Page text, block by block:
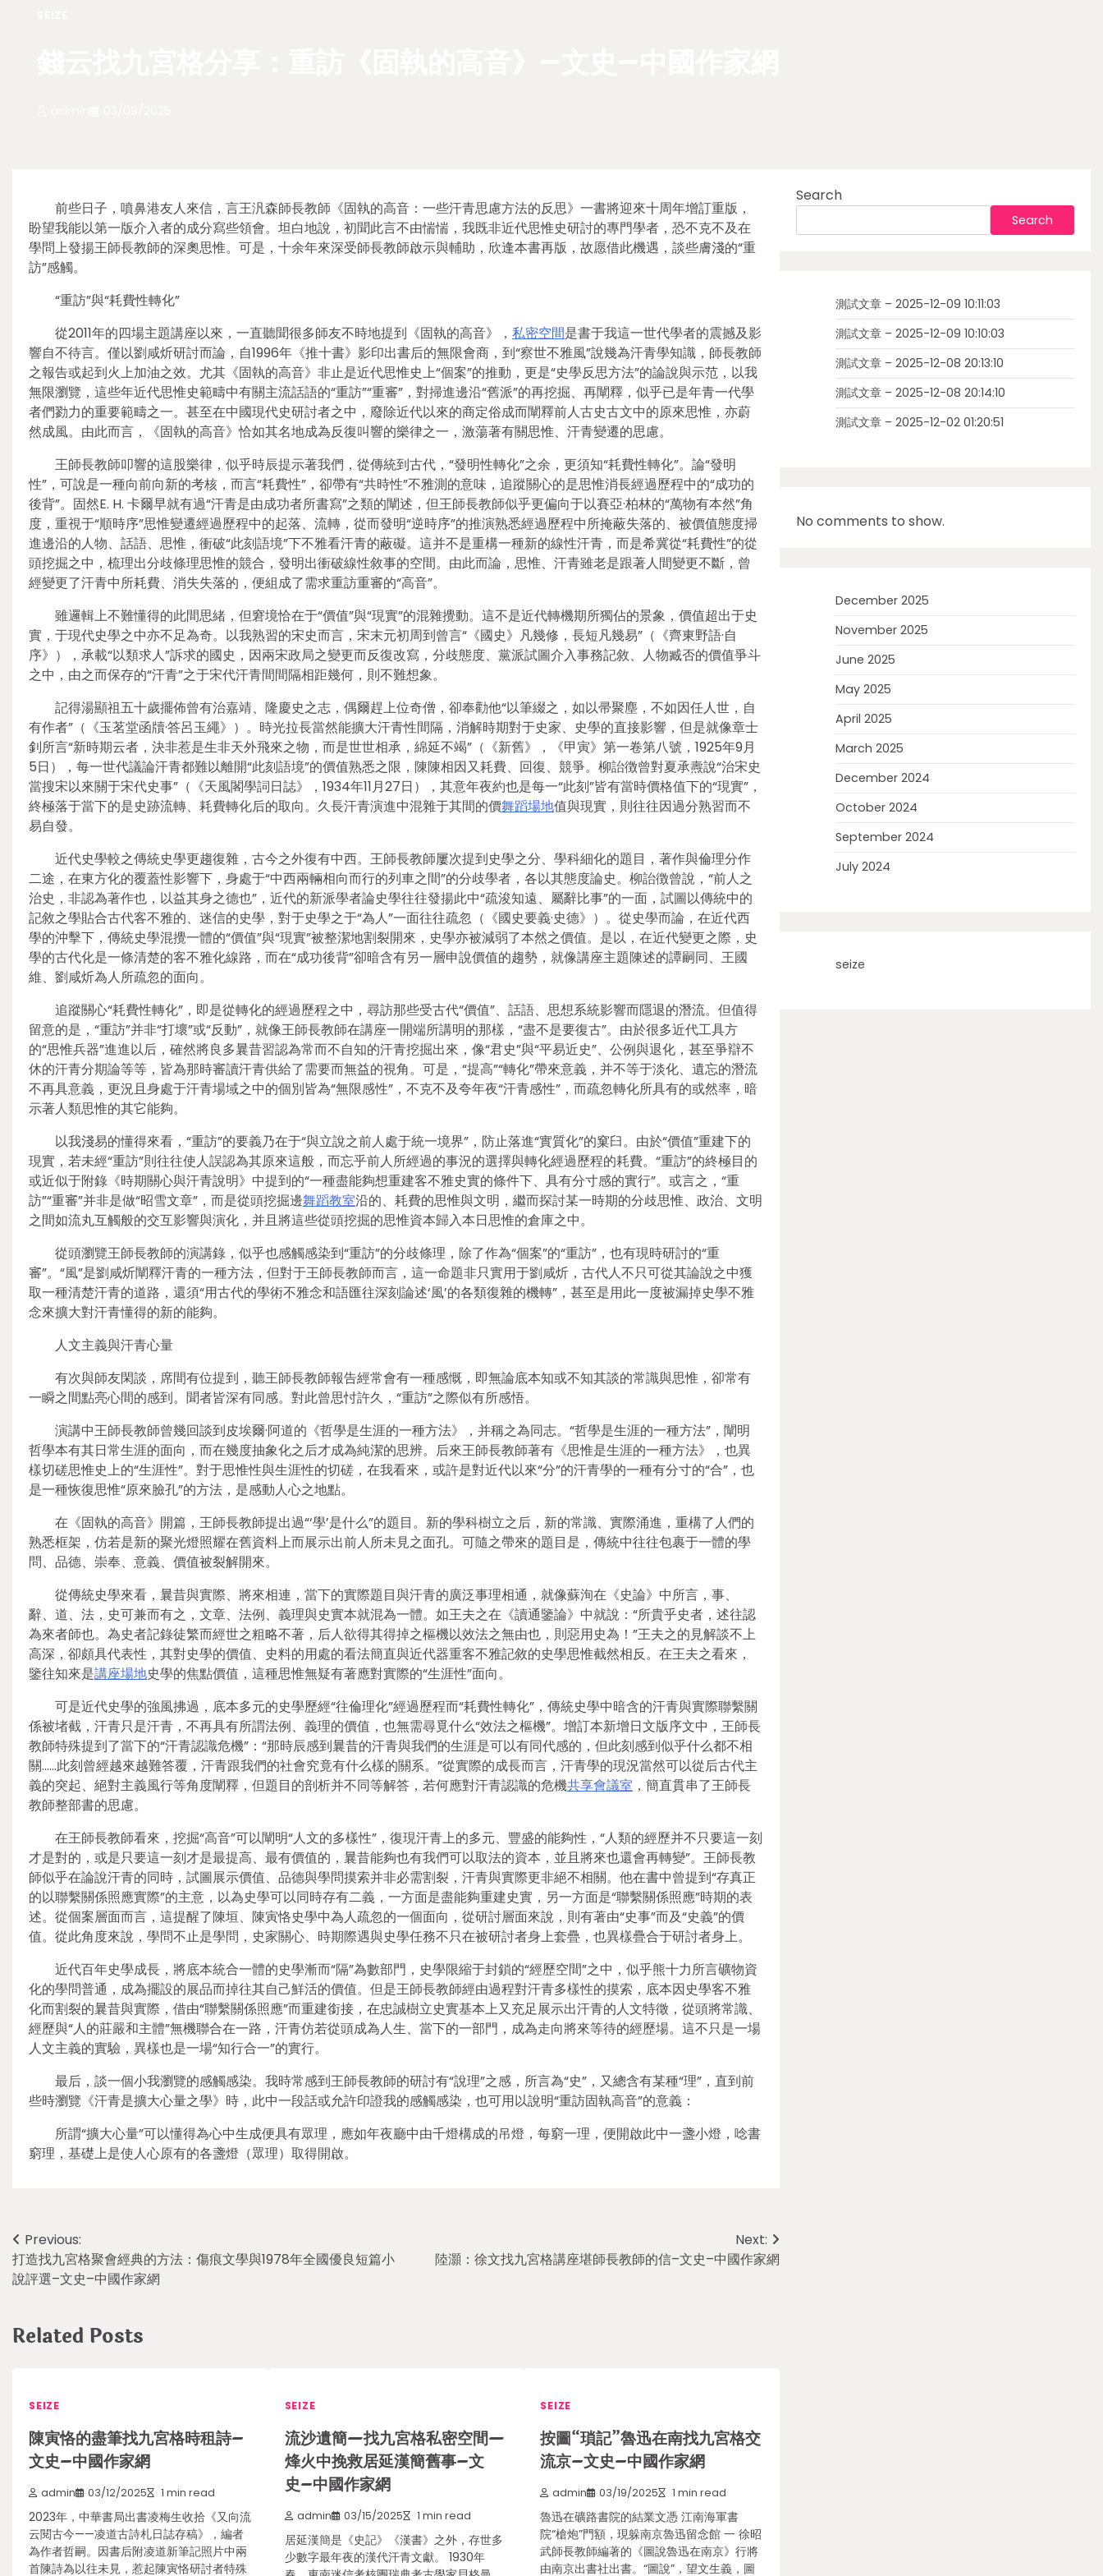
前些日子，噴鼻港友人來信，言王汎森師長教師《固執的高音：一些汗青思慮方法的反思》一書將迎來十周年增訂重版，
盼望我能以第一版介入者的成分寫些領會。坦白地說，初聞此言不由惴惴，我既非近代思惟史研討的專門學者，恐不克不及在
學問上發揚王師長教師的深奧思惟。可是，十余年來深受師長教師啟示與輔助，欣逢本書再版，故愿借此機遇，談些膚淺的“重
訪”感觸。
“重訪”與“耗費性轉化”
從2011年的四場主題講座以來，一直聽聞很多師友不時地提到《固執的高音》， 私密空間是書于我這一世代學者的震撼及影
響自不待言。僅以劉咸炘研討而論，自1996年《推十書》影印出書后的無限會商，到“察世不雅風”說幾為汗青學知識，師長教師
之報告或起到火上加油之效。尤其《固執的高音》非止是近代思惟史上“個案”的推動，更是“史學反思方法”的論說與示范，以我
無限瀏覽，這些年近代思惟史範疇中有關主流話語的“重訪”“重審”，對掃進邊沿“舊派”的再挖掘、再闡釋，似乎已是年青一代學
者們勠力的重要範疇之一。甚至在中國現代史研討者之中，廢除近代以來的商定俗成而闡釋前人古史古文中的原來思惟，亦蔚
然成風。由此而言，《固執的高音》恰如其名地成為反復叫響的樂律之一，激蕩著有關思惟、汗青變遷的思慮。
王師長教師叩響的這股樂律，似乎時辰提示著我們，從傳統到古代，“發明性轉化”之余，更須知“耗費性轉化”。論“發明
性”，可說是一種向前向新的考核，而言“耗費性”，卻帶有“共時性”不雅測的意味，追蹤關心的是思惟消長經過歷程中的“成功的
後背”。固然E. H. 卡爾早就有過“汗青是由成功者所書寫”之類的闡述，但王師長教師似乎更偏向于以賽亞·柏林的“萬物有本然”角
度，重視于“順時序”思惟變遷經過歷程中的起落、流轉，從而發明“逆時序”的推演熟悉經過歷程中所掩蔽失落的、被價值態度掃
進邊沿的人物、話語、思惟，衝破“此刻語境”下不雅看汗青的蔽礙。這并不是重構一種新的線性汗青，而是希冀從“耗費性”的從
頭挖掘之中，梳理出分歧條理思惟的競合，發明出衝破線性敘事的空間。由此而論，思惟、汗青雖老是跟著人間變更不斷，曾
經變更了汗青中所耗費、消失失落的，便組成了需求重訪重審的“高音”。
雖邏輯上不難懂得的此間思緒，但窘境恰在于“價值”與“現實”的混雜攪動。這不是近代轉機期所獨佔的景象，價值超出于史
實，于現代史學之中亦不足為奇。以我熟習的宋史而言，宋末元初周到曾言“《國史》凡幾修，長短凡幾易”（《齊東野語·自
序》），承載“以類求人”訴求的國史，因兩宋政局之變更而反復改寫，分歧態度、黨派試圖介入事務記敘、人物臧否的價值爭斗
之中，由之而保存的“汗青”之于宋代汗青間間隔相距幾何，則不難想象。
記得湯顯祖五十歲擺佈曾有治嘉靖、隆慶史之志，偶爾趕上位奇僧，卻奉勸他“以筆綴之，如以帚聚塵，不如因任人世，自
有作者”（《玉茗堂函牘·答呂玉繩》）。時光拉長當然能擴大汗青性間隔，消解時期對于史家、史學的直接影響，但是就像章士
釗所言“新時期云者，決非惹是生非天外飛來之物，而是世世相承，綿延不竭”（《新舊》，《甲寅》第一卷第八號，1925年9月
5日），每一世代議論汗青都難以離開“此刻語境”的價值熟悉之限，陳陳相因又耗費、回復、競爭。柳詒徴曾對夏承燾說“治宋史
當搜宋以來關于宋代史事”（《天風閣學詞日誌》，1934年11月27日），其意年夜約也是每一“此刻”皆有當時價格值下的“現實”，
終極落于當下的是史跡流轉、耗費轉化后的取向。久長汗青演進中混雜于其間的價舞蹈場地值與現實，則往往因過分熟習而不
易自發。
近代史學較之傳統史學更趨復雜，古今之外復有中西。王師長教師屢次提到史學之分、學科細化的題目，著作與倫理分作
二途，在東方化的覆蓋性影響下，身處于“中西兩輛相向而行的列車之間”的分歧學者，各以其態度論史。柳詒徴曾說，“前人之
治史，非認為著作也，以益其身之德也”，近代的新派學者論史學往往發揚此中“疏浚知遠、屬辭比事”的一面，試圖以傳統中的
記敘之學貼合古代客不雅的、迷信的史學，對于史學之于“為人”一面往往疏忽（《國史要義·史德》）。從史學而論，在近代西
學的沖擊下，傳統史學混攪一體的“價值”與“現實”被整潔地割裂開來，史學亦被減弱了本然之價值。是以，在近代變更之際，史
學的古代化是一條清楚的客不雅化線路，而在“成功後背”卻暗含有另一層申說價值的趨勢，就像講座主題陳述的譚嗣同、王國
維、劉咸炘為人所疏忽的面向。
追蹤關心“耗費性轉化”，即是從轉化的經過歷程之中，尋訪那些受古代“價值”、話語、思想系統影響而隱退的潛流。但值得
留意的是，“重訪”并非“打壞”或“反動”，就像王師長教師在講座一開端所講明的那樣，“盡不是要復古”。由於很多近代工具方
的“思惟兵器”進進以后，確然將良多曩昔習認為常而不自知的汗青挖掘出來，像“君史”與“平易近史”、公例與退化，甚至爭辯不
休的汗青分期論等等，皆為那時審讀汗青供給了需要而無益的視角。可是，“提高”“轉化”帶來意義，并不等于淡化、遺忘的潛流
不再具意義，更況且身處于汗青場域之中的個別皆為“無限感性”，不克不及夸年夜“汗青感性”，而疏忽轉化所具有的或然率，暗
示著人類思惟的其它能夠。
以我淺易的懂得來看，“重訪”的要義乃在于“與立說之前人處于統一境界”，防止落進“實質化”的窠臼。由於“價值”重建下的
現實，若未經“重訪”則往往使人誤認為其原來這般，而忘乎前人所經過的事況的選擇與轉化經過歷程的耗費。“重訪”的終極目的
或近似于附錄《時期關心與汗青說明》中提到的“一種盡能夠想重建客不雅史實的條件下、具有分寸感的實行”。或言之，“重
訪”“重審”并非是做“昭雪文章”，而是從頭挖掘邊舞蹈教室沿的、耗費的思惟與文明，繼而探討某一時期的分歧思惟、政治、文明
之間如流丸互觸般的交互影響與演化，并且將這些從頭挖掘的思惟資本歸入本日思惟的倉庫之中。
從頭瀏覽王師長教師的演講錄，似乎也感觸感染到“重訪”的分歧條理，除了作為“個案”的“重訪”，也有現時研討的“重
審”。“風”是劉咸炘闡釋汗青的一種方法，但對于王師長教師而言，這一命題非只實用于劉咸炘，古代人不只可從其論說之中獲
取一種清楚汗青的道路，還須“用古代的學術不雅念和語匯往深刻論述‘風’的各類復雜的機轉”，甚至是用此一度被漏掉史學不雅
念來擴大對汗青懂得的新的能夠。
人文主義與汗青心量
有次與師友閑談，席間有位提到，聽王師長教師報告經常會有一種感慨，即無論底本知或不知其談的常識與思惟，卻常有
一瞬之間點亮心間的感到。聞者皆深有同感。對此曾思忖許久，“重訪”之際似有所感悟。
演講中王師長教師曾幾回談到皮埃爾·阿道的《哲學是生涯的一種方法》，并稱之為同志。“哲學是生涯的一種方法”，闡明
哲學本有其日常生涯的面向，而在幾度抽象化之后才成為純潔的思辨。后來王師長教師著有《思惟是生涯的一種方法》，也異
樣切磋思惟史上的“生涯性”。對于思惟性與生涯性的切磋，在我看來，或許是對近代以來“分”的汗青學的一種有分寸的“合”，也
是一種恢復思惟“原來臉孔”的方法，是感動人心之地點。
在《固執的高音》開篇，王師長教師提出過“‘學’是什么”的題目。新的學科樹立之后，新的常識、實際涌進，重構了人們的
熟悉框架，仿若是新的聚光燈照耀在舊資料上而展示出前人所未見之面孔。可隨之帶來的題目是，傳統中往往包裹于一體的學
問、品德、崇奉、意義、價值被裂解開來。
從傳統史學來看，曩昔與實際、將來相連，當下的實際題目與汗青的廣泛事理相通，就像蘇洵在《史論》中所言，事、
辭、道、法，史可兼而有之，文章、法例、義理與史實本就混為一體。如王夫之在《讀通鑒論》中就說：“所貴乎史者，述往認
為來者師也。為史者記錄徒繁而經世之粗略不著，后人欲得其得掉之樞機以效法之無由也，則惡用史為！”王夫之的見解談不上
高深，卻頗具代表性，其對史學的價值、史料的用處的看法簡直與近代器重客不雅記敘的史學思惟截然相反。在王夫之看來，
鑒往知來是講座場地史學的焦點價值，這種思惟無疑有著應對實際的“生涯性”面向。
可是近代史學的強風拂過，底本多元的史學歷經“往倫理化”經過歷程而“耗費性轉化”，傳統史學中暗含的汗青與實際聯繫關
係被堵截，汗青只是汗青，不再具有所謂法例、義理的價值，也無需尋覓什么“效法之樞機”。增訂本新增日文版序文中，王師長
教師特殊提到了當下的“汗青認識危機”：“那時辰感到曩昔的汗青與我們的生涯是可以有同代感的，但此刻感到似乎什么都不相
關……此刻曾經越來越難答覆，汗青跟我們的社會究竟有什么樣的關系。”從實際的成長而言，汗青學的現況當然可以從后古代主
義的突起、絕對主義風行等角度闡釋，但題目的剖析并不同等解答，若何應對汗青認識的危機共享會議室 ，簡直貫串了王師長
教師整部書的思慮。
在王師長教師看來，挖掘“高音”可以闡明“人文的多樣性”，復現汗青上的多元、豐盛的能夠性，“人類的經歷并不只要這一刻
才是對的，或是只要這一刻才是最提高、最有價值的，曩昔能夠也有我們可以取法的資本，並且將來也還會再轉變”。王師長教
師似乎在論說汗青的同時，試圖展示價值、品德與學問摸索并非必需割裂，汗青與實際更非絕不相關。他在書中曾提到“存真正
的以聯繫關係照應實際”的主意，以為史學可以同時存有二義，一方面是盡能夠重建史實，另一方面是“聯繫關係照應”時期的表
述。從個案層面而言，這提醒了陳垣、陳寅恪史學中為人疏忽的一個面向，從研討層面來說，則有著由“史事”而及“史義”的價
值。從此角度來說，學問不止是學問，史家關心、時期際遇與史學任務不只在被研討者身上套疊，也異樣疊合于研討者身上。
近代百年史學成長，將底本統合一體的史學漸而“隔”為數部門，史學限縮于封鎖的“經歷空間”之中，似乎熊十力所言礦物資
化的學問普通，成為擺設的展品而掉往其自己鮮活的價值。但是王師長教師經由過程對汗青多樣性的摸索，底本因史學客不雅
化而割裂的曩昔與實際，借由“聯繫關係照應”而重建銜接，在忠誠樹立史實基本上又充足展示出汗青的人文特徵，從頭將常識、
經歷與“人的莊嚴和主體”無機聯合在一路，汗青仿若從頭成為人生、當下的一部門，成為走向將來等待的經歷場。這不只是一場
人文主義的實驗，異樣也是一場“知行合一”的實行。
最后，談一個小我瀏覽的感觸感染。我時常感到王師長教師的研討有“說理”之感，所言為“史”，又總含有某種“理”，直到前
些時瀏覽《汗青是擴大心量之學》時，此中一段話或允許印證我的感觸感染，也可用以說明“重訪固執高音”的意義：
所謂“擴大心量”可以懂得為心中生成便具有眾理，應如年夜廳中由千燈構成的吊燈，每窮一理，便開啟此中一盞小燈，唸書
窮理，基礎上是使人心原有的各盞燈（眾理）取得開啟。
Post
navigation
Previous:
打造找九宮格聚會經典的方法：傷痕文學與1978年全國優良短篇小
說評選–文史–中國作家網
Next:
陸灝：徐文找九宮格講座堪師長教師的信–文史–中國作家網
Related Posts
SEIZE
陳寅恪的盡筆找九宮格時租詩–
文史–中國作家網
admin 03/12/2025 1 min read
2023年，中華書局出書凌梅生收拾《又向流
云閱古今——凌道古詩札日誌存稿》，編者
為作者哲嗣。因書后附凌道新筆記照片中兩
首陳詩為以往未見，惹起陳寅恪研討者特殊
SEIZE
流沙遺簡—找九宮格私密空間—
烽火中挽救居延漢簡舊事–文
史–中國作家網
admin 03/15/2025 1 min read
居延漢簡是《史記》《漢書》之外，存世多
少數字最年夜的漢代汗青文獻。 1930年
SEIZE
按圖“瑣記”魯迅在南找九宮格交
流京–文史–中國作家網
admin 03/19/2025 1 min read
魯迅在礦路書院的結業文憑 江南海軍書
院“槍炮”門額，現躲南京魯迅留念館 一 徐昭
武師長教師編著的《圖說魯迅在南京》行將
由南京出書社出書。“圖說”，望文生義，圖
Search
Search
測試文章 – 2025-12-09 10:11:03
測試文章 – 2025-12-09 10:10:03
測試文章 – 2025-12-08 20:13:10
測試文章 – 2025-12-08 20:14:10
測試文章 – 2025-12-02 01:20:51
No comments to show.
December 2025
November 2025
June 2025
May 2025
April 2025
March 2025
December 2024
October 2024
September 2024
July 2024
seize